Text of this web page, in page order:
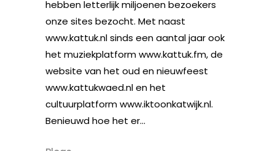
hebben letterlijk miljoenen bezoekers
onze sites bezocht. Met naast
www.kattuk.nl sinds een aantal jaar ook
het muziekplatform www.kattuk.fm, de
website van het oud en nieuwfeest
www.kattukwaed.nl en het
cultuurplatform www.iktoonkatwijk.nl.
Benieuwd hoe het er...